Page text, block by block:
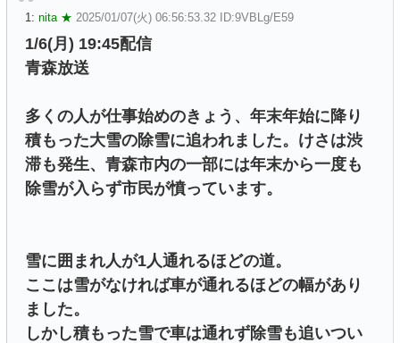
1: nita ★ 2025/01/07(火) 06:56:53.32 ID:9VBLg/E59
1/6(月) 19:45配信
青森放送
多くの人が仕事始めのきょう、年末年始に降り
積もった大雪の除雪に追われました。けさは渋
滞も発生、青森市内の一部には年末から一度も
除雪が入らず市民が憤っています。
雪に囲まれ人が1人通れるほどの道。
ここは雪がなければ車が通れるほどの幅があり
ました。
しかし積もった雪で車は通れず除雪も追いつい